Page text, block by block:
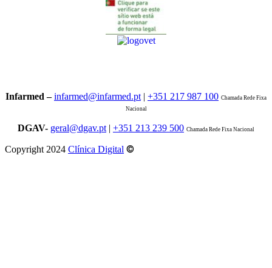
Infarmed –infarmed@infarmed.pt | +351 217 987 100 Chamada Rede Fixa
Nacional
DGAV- geral@dgav.pt | +351 213 239 500 Chamada Rede Fixa Nacional
Copyright 2024 Clínica Digital ©